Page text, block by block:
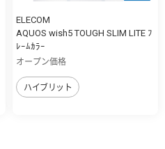
ELECOM
AQUOS wish5 TOUGH SLIM LITE ﾌ
ﾚｰﾑｶﾗｰ
オープン価格
ハイブリット